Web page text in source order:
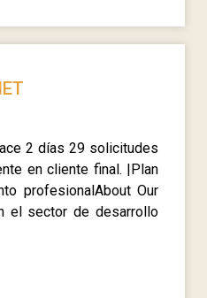
2 días 29 solicitudes
en cliente final. |Plan
profesionalAbout Our
el sector de desarrollo